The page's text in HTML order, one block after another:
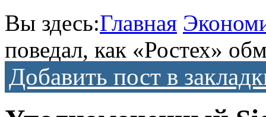
Вы здесь:Главная
поведал, как «Ростех»
Добавить пост в